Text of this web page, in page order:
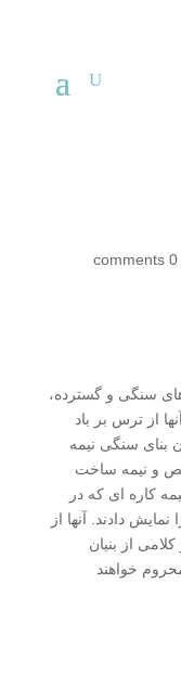
0 comments
سنگی و گسترده،
از ترس بر باد
بنای سنگی نیمه
و نیمه ساخت
کاره ای که در
دادند. آنها از
از بنیان
خواهند